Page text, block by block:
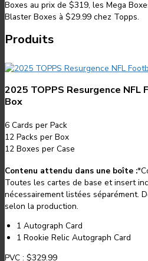
Boxes au prix de $319, les Mega
Blaster Boxes à $29.99 chez Topps.
Produits
2025 TOPPS Resurgence
Box
6 Cards per Pack
12 Packs per Box
12 Boxes per Case
Contenu attendu dans une boîte :*
Toutes les cartes de base et insert
nécessairement listées séparément.
selon la production.
1 Autograph Card
1 Rookie Relic Autograph Card
PVC : $329.99